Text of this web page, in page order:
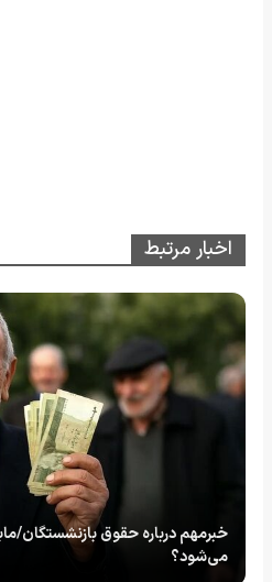
اخبار مرتبط
خبرمهم درباره حقوق بازنشستگان/
می‌شود؟